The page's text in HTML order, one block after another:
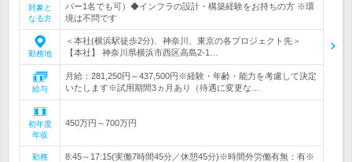
対象と
なる方
バー1名でも可）◆インフラの設計・構築経験をお持ちの方 ※環
境は不問です
勤務地
＜本社(横浜駅徒歩2分)、神奈川、東京の各プロジェクト先＞
【本社】 神奈川県横浜市西区高島2-1…
給与
月給：281,250円～437,500円※経験・年齢・能力を考慮して決定
いたします※試用期間3ヵ月あり（待遇に変更な…
初年度
年収
450万円～700万円
勤務
8:45～17:15(実働7時間45分／休憩45分)※時間外労働有無：有※